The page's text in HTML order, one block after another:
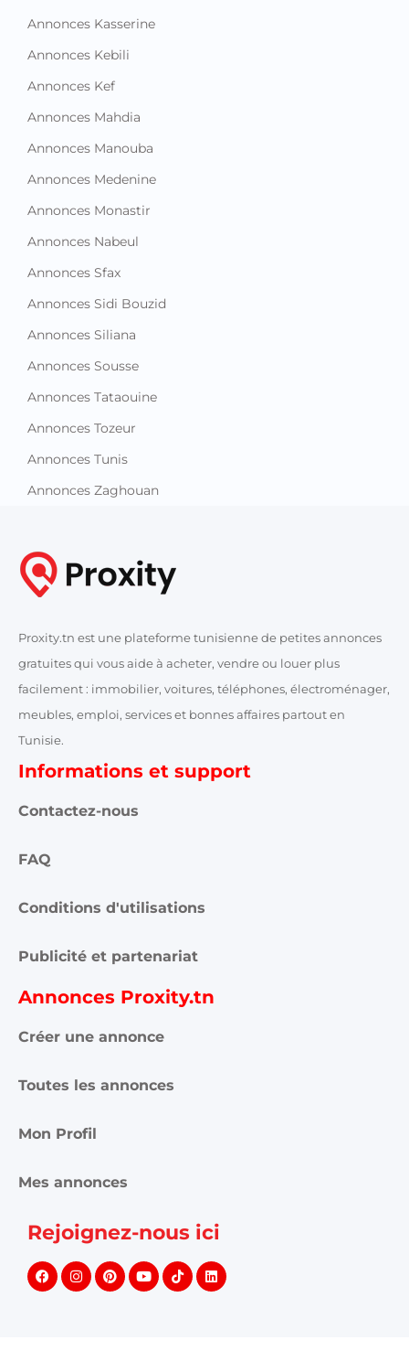
Annonces Kasserine
Annonces Kebili
Annonces Kef
Annonces Mahdia
Annonces Manouba
Annonces Medenine
Annonces Monastir
Annonces Nabeul
Annonces Sfax
Annonces Sidi Bouzid
Annonces Siliana
Annonces Sousse
Annonces Tataouine
Annonces Tozeur
Annonces Tunis
Annonces Zaghouan
Proxity.tn est une plateforme tunisienne de petites annonces
gratuites qui vous aide à acheter, vendre ou louer plus
facilement : immobilier, voitures, téléphones, électroménager,
meubles, emploi, services et bonnes affaires partout en
Tunisie.
Informations et support
Contactez-nous
FAQ
Conditions d'utilisations
Publicité et partenariat
Annonces Proxity.tn
Créer une annonce
Toutes les annonces
Mon Profil
Mes annonces
Rejoignez-nous ici